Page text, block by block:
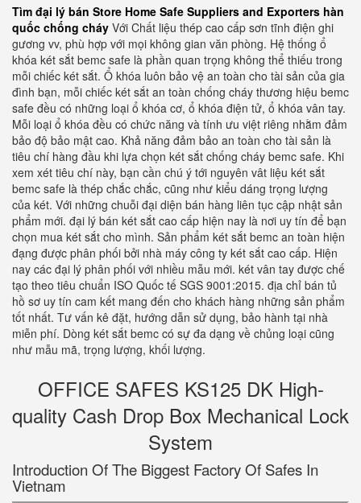
Tìm đại lý bán Store Home Safe Suppliers and Exporters hàn
quốc chống cháy Với Chất liệu thép cao cấp sơn tĩnh điện ghi
gương vv, phù hợp với mọi không gian văn phòng. Hệ thống ổ
khóa két sắt bemc safe là phần quan trọng không thể thiếu trong
mỗi chiếc két sắt. Ổ khóa luôn bảo vệ an toàn cho tài sản của gia
đình bạn, mỗi chiếc két sắt an toàn chống cháy thương hiệu bemc
safe đều có những loại ổ khóa cơ, ổ khóa điện tử, ổ khóa vân tay.
Mỗi loại ổ khóa đều có chức năng và tính ưu việt riêng nhằm đảm
bảo độ bảo mật cao. Khả năng đảm bảo an toàn cho tài sản là
tiêu chí hàng đầu khi lựa chọn két sắt chống cháy bemc safe. Khi
xem xét tiêu chí này, bạn cần chú ý tới nguyên vât liệu két sắt
bemc safe là thép chắc chắc, cũng như kiểu dáng trọng lượng
của két. Với những chuỗi đại diện bán hàng liên tục cập nhật sản
phẩm mới. đại lý bán két sắt cao cấp hiện nay là nơi uy tín để bạn
chọn mua két sắt cho mình. Sản phẩm két sắt bemc an toàn hiện
đạng được phân phối bởi nhà máy công ty két sắt cao cấp. Hiện
nay các đại lý phân phối với nhiều mẫu mới. két vân tay được chế
tạo theo tiêu chuẩn ISO Quốc tế SGS 9001:2015. địa chỉ bán tủ
hồ sơ uy tín cam kết mang đến cho khách hàng những sản phẩm
tốt nhất. Tư vấn kê đặt, hướng dẫn sử dụng, bảo hành tại nhà
miễn phí. Dòng két sắt bemc có sự đa dạng về chủng loại cũng
như mẫu mã, trọng lượng, khối lượng.
OFFICE SAFES KS125 DK High-
quality Cash Drop Box Mechanical Lock
System
Introduction Of The Biggest Factory Of Safes In
Vietnam